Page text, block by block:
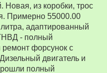
Новая, из коробки, трос
Примерно 55000.00
адаптированный
- полный
форсунок с
двигатель и
полный